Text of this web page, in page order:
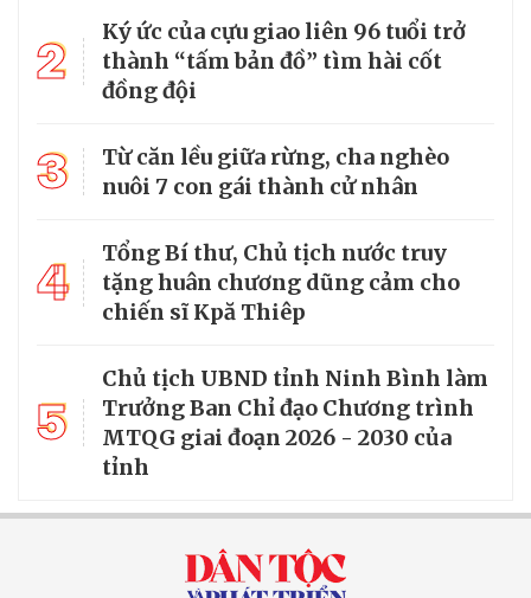
2
Ký ức của cựu giao liên 96 tuổi trở
thành “tấm bản đồ” tìm hài cốt
đồng đội
3
Từ căn lều giữa rừng, cha nghèo
nuôi 7 con gái thành cử nhân
4
Tổng Bí thư, Chủ tịch nước truy
tặng huân chương dũng cảm cho
chiến sĩ Kpă Thiêp
5
Chủ tịch UBND tỉnh Ninh Bình làm
Trưởng Ban Chỉ đạo Chương trình
MTQG giai đoạn 2026 - 2030 của
tỉnh